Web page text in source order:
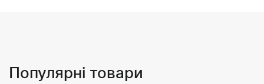
Популярні товари